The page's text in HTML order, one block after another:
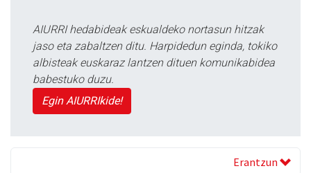
AIURRI hedabideak eskualdeko nortasun hitzak
jaso eta zabaltzen ditu. Harpidedun eginda, tokiko
albisteak euskaraz lantzen dituen komunikabidea
babestuko duzu.
Egin AIURRIkide!
Erantzun